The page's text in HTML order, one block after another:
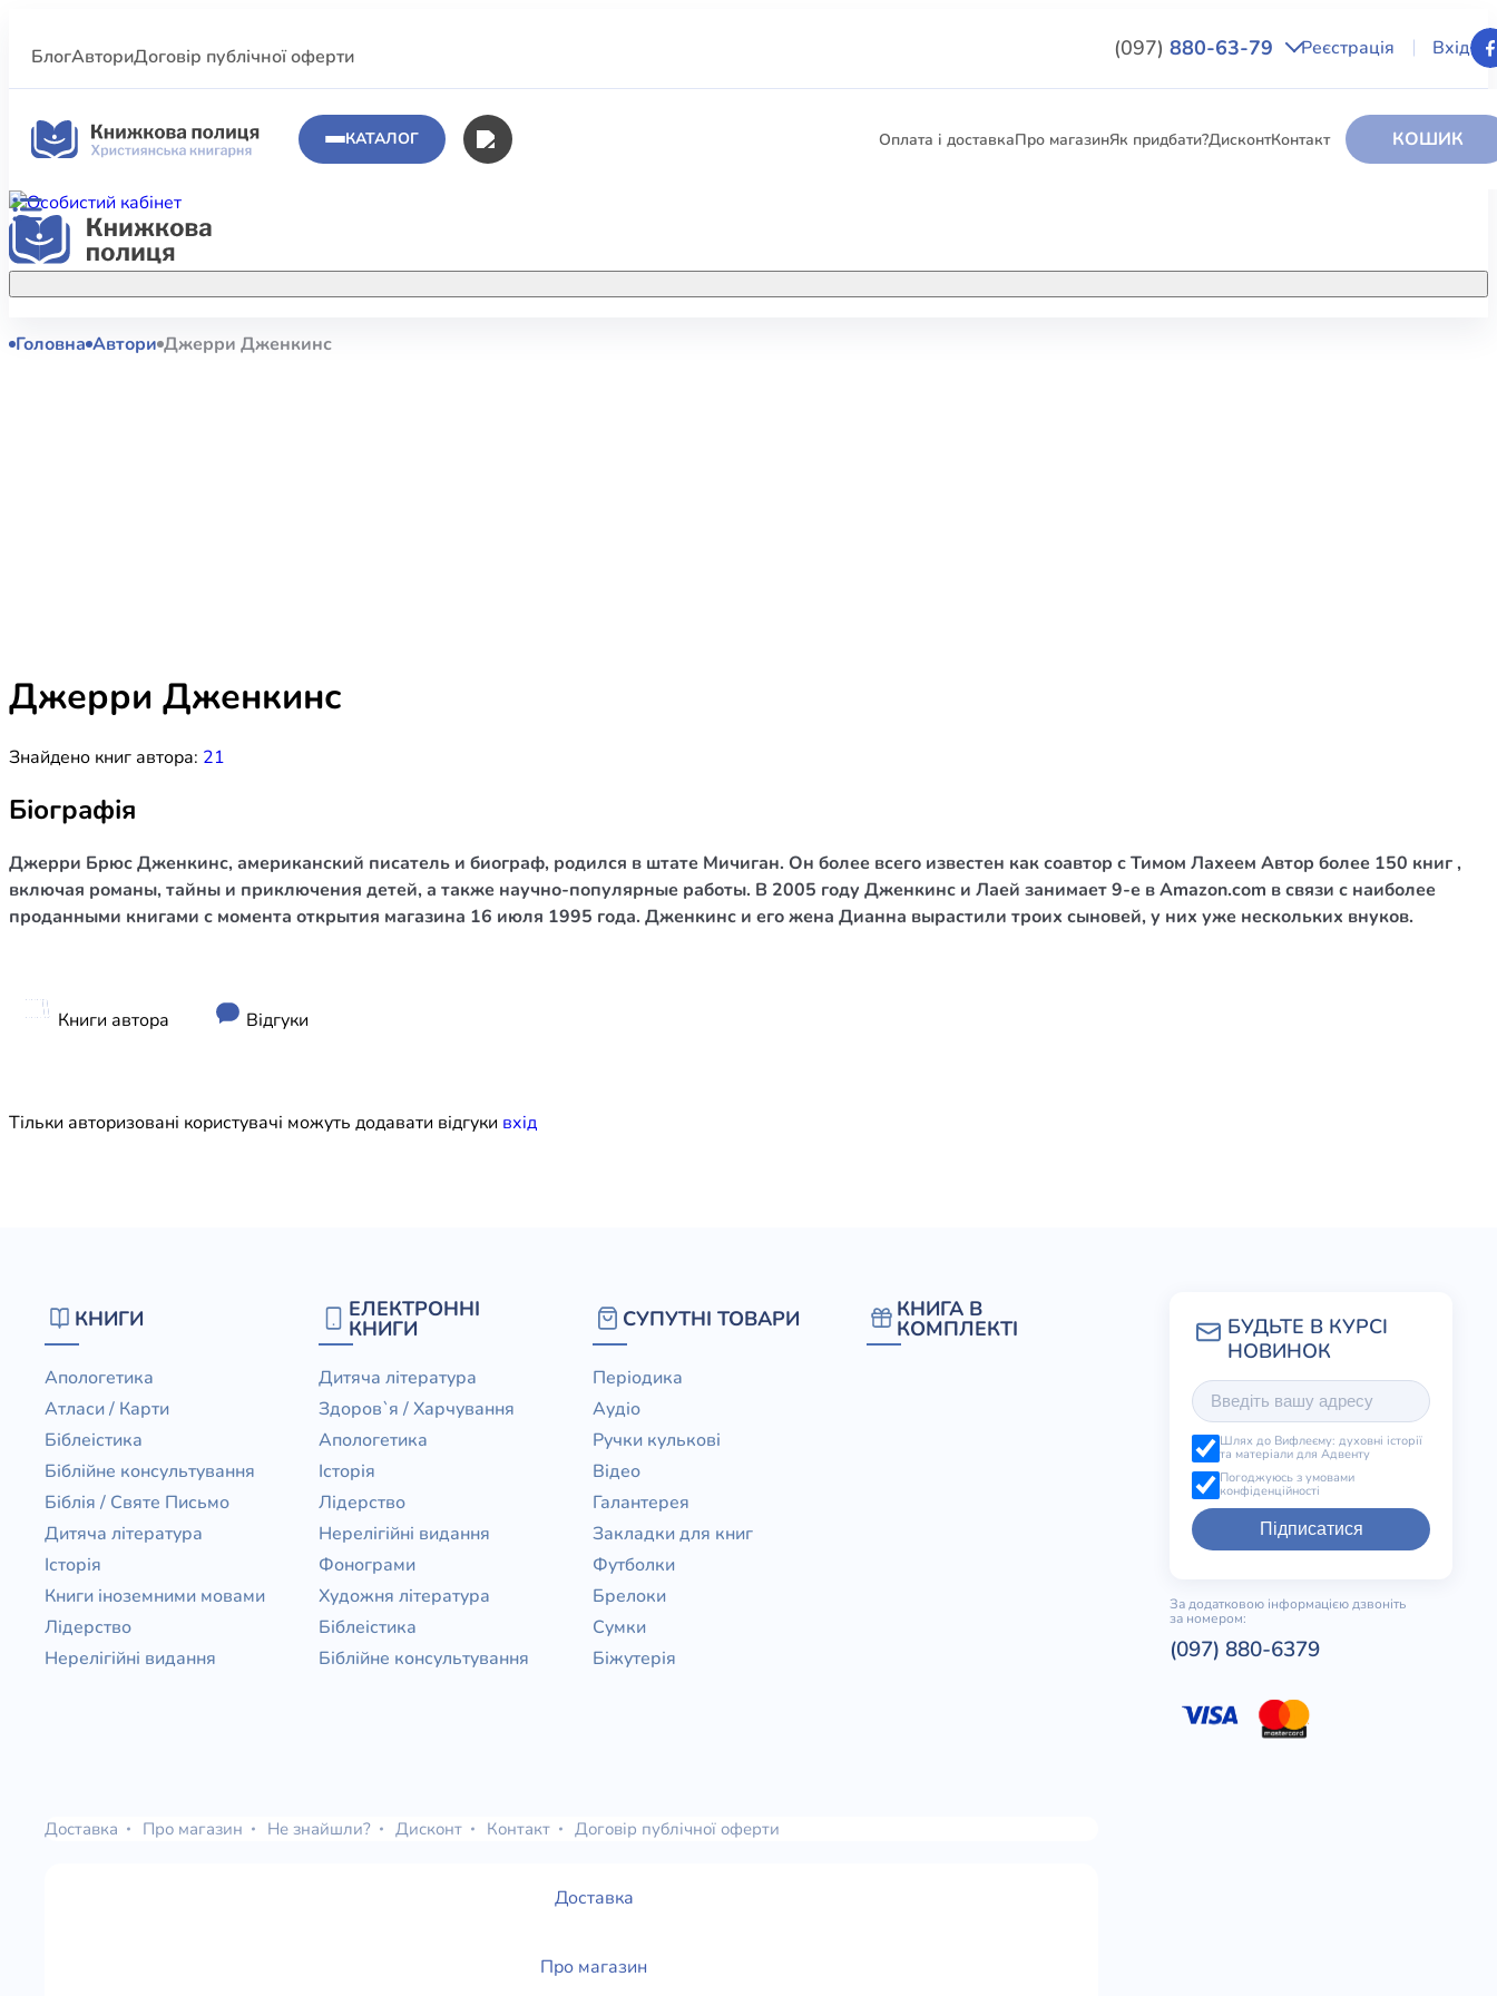
БлогАвториДоговір публічної оферти (097) 880-63-79 Реєстрація Вхід
КАТАЛОГ Оплата і доставкаПро магазинЯк придбати?ДисконтКонтакт КОШИК
Акційні пропозиції
КНИГИ
Богослів`я
Шлюб і сім`я
ЕЛЕКТРОННІ КНИГИ
Головна Автори Джерри Дженкинс
Джерри Дженкинс
Знайдено книг автора: 21
Біографія
Джерри Брюс Дженкинс, американский писатель и биограф, родился в штате Мичиган. Он более всего известен как соавтор с Тимом Лахеем Автор более 150 книг ,
включая романы, тайны и приключения детей, а также научно-популярные работы. В 2005 году Дженкинс и Лаей занимает 9-е в Amazon.com в связи с наиболее
проданными книгами с момента открытия магазина 16 июля 1995 года. Дженкинс и его жена Дианна вырастили троих сыновей, у них уже нескольких внуков.
Книги автора Відгуки
Тільки авторизовані користувачі можуть додавати відгуки вхiд
КНИГИ
Апологетика
Атласи / Карти
Біблеістика
Біблійне консультування
Біблія / Святе Письмо
Дитяча література
Історія
Книги іноземними мовами
Лідерство
Нерелігійні видання
ЕЛЕКТРОННІ
КНИГИ
Дитяча література
Здоров`я / Харчування
Апологетика
Історія
Лідерство
Нерелігійні видання
Фонограми
Художня література
Біблеістика
Біблійне консультування
СУПУТНІ ТОВАРИ
Періодика
Аудіо
Ручки кулькові
Відео
Галантерея
Закладки для книг
Футболки
Брелоки
Сумки
Біжутерія
КНИГА В
КОМПЛЕКТІ
Шлях до Вифлеєму: духовні історії
та матеріали для Адвенту
Погоджуюсь з умовами
конфіденційності
Підписатися
За додатковою інформацією дзвоніть
за номером:
(097) 880-6379
Доставка Про магазин Не знайшли? Дисконт Контакт Договір публічної оферти
Доставка
Про магазин